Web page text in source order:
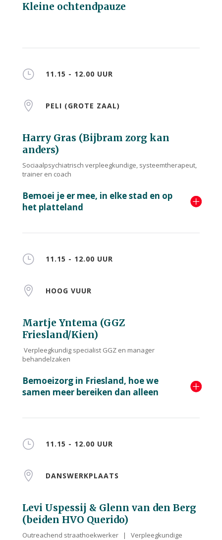
Kleine ochtendpauze
} 11.15 - 12.00 UUR
 PELI (GROTE ZAAL)
Harry Gras (Bijbram zorg kan
anders)
Sociaalpsychiatrisch verpleegkundige, systeemtherapeut,
trainer en coach
Bemoei je er mee, in elke stad en op
het platteland
} 11.15 - 12.00 UUR
 HOOG VUUR
Martje Yntema (GGZ
Friesland/Kien)
Verpleegkundig specialist GGZ en manager
behandelzaken
Bemoeizorg in Friesland, hoe we
samen meer bereiken dan alleen
} 11.15 - 12.00 UUR
 DANSWERKPLAATS
Levi Uspessij & Glenn van den Berg
(beiden HVO Querido)
Outreachend straathoekwerker | Verpleegkundige